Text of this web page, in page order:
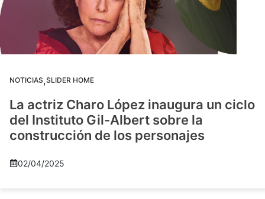
NOTICIAS,SLIDER HOME
La actriz Charo López inaugura un ciclo
del Instituto Gil-Albert sobre la
construcción de los personajes
02/04/2025